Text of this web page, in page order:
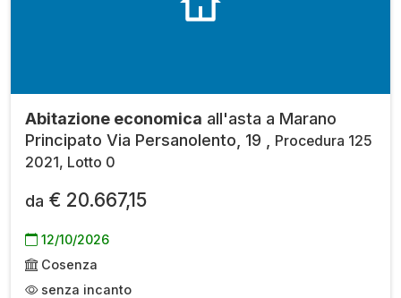
Abitazione economica all'asta a Marano
Principato Via Persanolento, 19 ,
Procedura 125
2021, Lotto 0
da € 20.667,15
12/10/2026
Cosenza
senza incanto